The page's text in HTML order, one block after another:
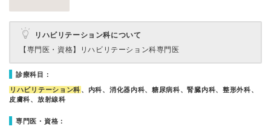
リハビリテーション科について
【専門医・資格】
リハビリテーション科専門医
診療科目：
リハビリテーション科 、内科、消化器内科、糖尿病科、腎臓内科、整形外科、
皮膚科、放射線科
専門医・資格：